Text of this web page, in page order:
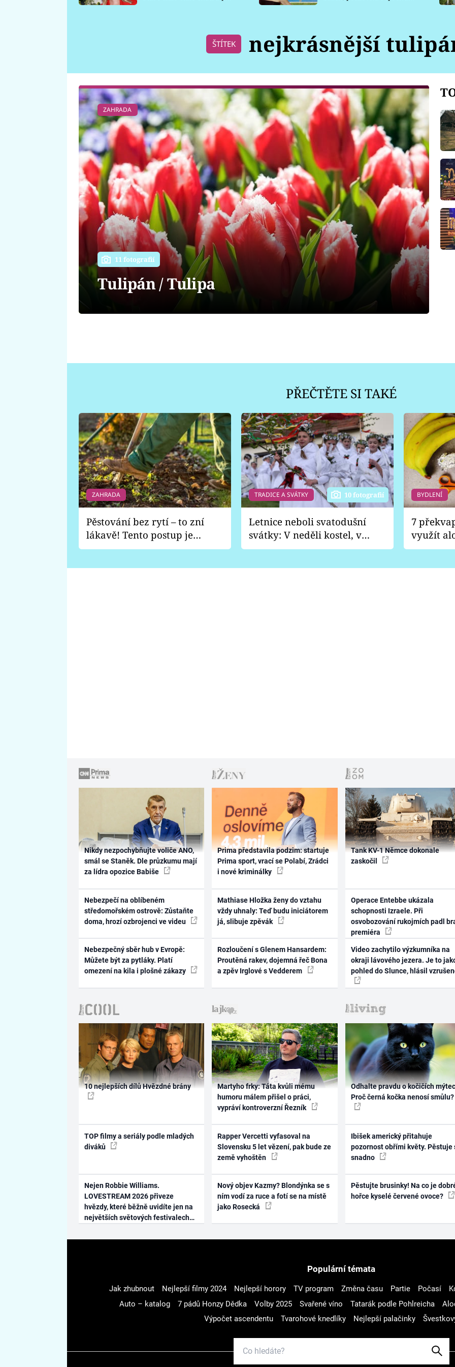
ŠTÍTEK nejkrásnější
ZAHRADA
11 fotografií
Tulipán / Tulipa
PŘEČTĚTE SI TAKÉ
ZAHRADA
Pěstování bez rytí – to zní
lákavě! Tento postup je
vhodný jen pro některé
TRADICE A SVÁTKY 10 fotografií
Letnice neboli svatodušní
svátky: V neděli kostel, v
pondělí zábava
BYDLENÍ
7
využít
Nikdy nezpochybňujte voliče ANO,
smál se Staněk. Dle průzkumu mají
za lídra opozice Babiše
Nebezpečí na oblíbeném
středomořském ostrově: Zůstaňte
doma, hrozí ozbrojenci ve videu
Nebezpečný sběr hub v Evropě:
Můžete být za pytláky. Platí
omezení na kila i plošné zákazy
Prima představila podzim: startuje
Prima sport, vrací se Polabí, Zrádci
i nové kriminálky
Mathiase Hložka ženy do vztahu
vždy uhnaly: Teď budu iniciátorem
já, slibuje zpěvák
Rozloučení s Glenem Hansardem:
Proutěná rakev, dojemná řeč Bona
a zpěv Irglové s Vedderem
Tank KV-1 Němce dokonale
zaskočil
Operace Entebbe ukázala
schopnosti Izraele. Při
osvobozování rukojmích padl
premiéra
Video zachytilo výzkumníka na
okraji lávového jezera. Je to
pohled do Slunce, hlásil
10 nejlepších dílů Hvězdné brány
TOP filmy a seriály podle mladých
diváků
Nejen Robbie Williams.
LOVESTREAM 2026 přiveze
hvězdy, které běžně uvidíte jen na
největších světových festivalech
Martyho frky: Táta kvůli mému
humoru málem přišel o práci,
vypráví kontroverzní Řezník
Rapper Vercetti vyfasoval na
Slovensku 5 let vězení, pak bude ze
země vyhoštěn
Nový objev Kazmy? Blondýnka se s
ním vodí za ruce a fotí se na místě
jako Rosecká
Odhalte pravdu o kočičích
Proč černá kočka nenosí smůlu?
Ibišek americký přitahuje
pozornost obřími květy. Pěstuje
snadno
Pěstujte brusinky! Na co je
hořce kyselé červené ovoce?
Populární témata
Jak zhubnout Nejlepší filmy 2024 Nejlepší horory TV program Změna času Partie Počasí
Auto – katalog
7 pádů Honzy Dědka Volby 2025 Svařené víno Tatarák podle Pohlreicha
Výpočet ascendentu
Tvarohové knedlíky Nejlepší palačinky